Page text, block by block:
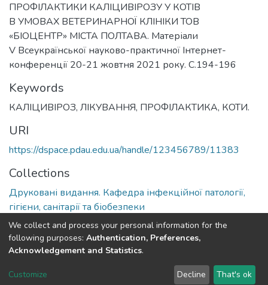
ПРОФІЛАКТИКИ КАЛІЦИВІРОЗУ У КОТІВ
В УМОВАХ ВЕТЕРИНАРНОЇ КЛІНІКИ ТОВ
«БІОЦЕНТР» МІСТА ПОЛТАВА. Матеріали
V Всеукраїнської науково-практичної Інтернет-
конференції 20-21 жовтня 2021 року. С.194-196
Keywords
КАЛІЦИВІРОЗ, ЛІКУВАННЯ, ПРОФІЛАКТИКА, КОТИ.
URI
https://dspace.pdau.edu.ua/handle/123456789/11383
Collections
Друковані видання. Кафедра інфекційної патології,
гігієни, санітарії та біобезпеки
Full item page
DSpace software copyright © 2002-2026 LYRASIS
We collect and process your personal information for the
following purposes: Authentication, Preferences,
Acknowledgement and Statistics.
Customize Decline That's ok